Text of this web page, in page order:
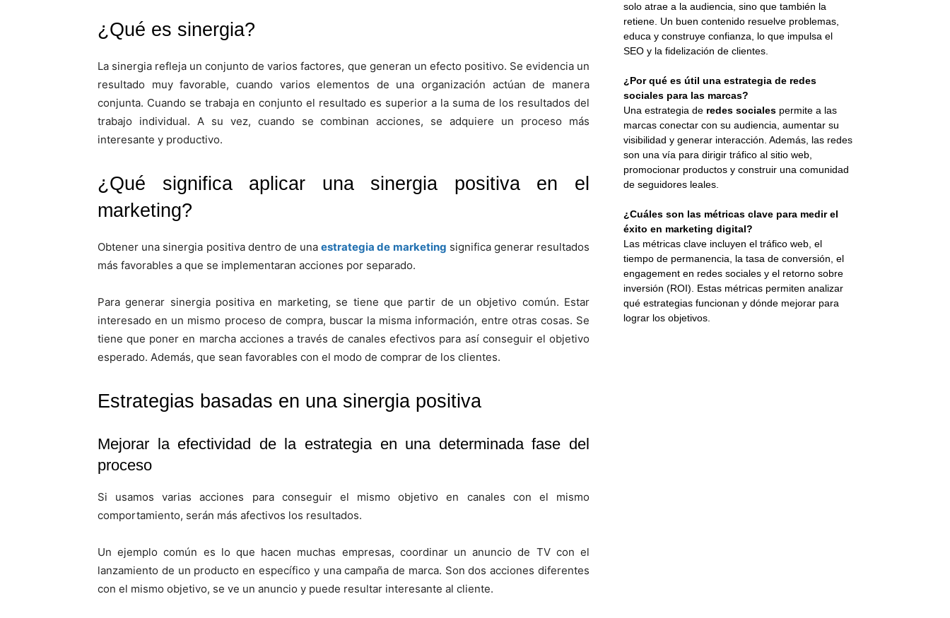
¿Qué es sinergia?
La sinergia refleja un conjunto de varios factores, que generan un efecto positivo. Se evidencia un
resultado muy favorable, cuando varios elementos de una organización actúan de manera
conjunta. Cuando se trabaja en conjunto el resultado es superior a la suma de los resultados del
trabajo individual. A su vez, cuando se combinan acciones, se adquiere un proceso más
interesante y productivo.
¿Qué significa aplicar una sinergia positiva en el
marketing?
Obtener una sinergia positiva dentro de unaestrategia de marketing significa generar resultados
más favorables a que se implementaran acciones por separado.
Para generar sinergia positiva en marketing, se tiene que partir de un objetivo común. Estar
interesado en un mismo proceso de compra, buscar la misma información, entre otras cosas. Se
tiene que poner en marcha acciones a través de canales efectivos para así conseguir el objetivo
esperado. Además, que sean favorables con el modo de comprar de los clientes.
Estrategias basadas en una sinergia positiva
Mejorar la efectividad de la estrategia en una determinada fase del
proceso
Si usamos varias acciones para conseguir el mismo objetivo en canales con el mismo
comportamiento, serán más afectivos los resultados.
Un ejemplo común es lo que hacen muchas empresas, coordinar un anuncio de TV con el
lanzamiento de un producto en específico y una campaña de marca. Son dos acciones diferentes
con el mismo objetivo, se ve un anuncio y puede resultar interesante al cliente.
solo atrae a la audiencia, sino que también la
retiene. Un buen contenido resuelve problemas,
educa y construye confianza, lo que impulsa el
SEO y la fidelización de clientes.
¿Por qué es útil una estrategia de redes
sociales para las marcas?
Una estrategia de redes sociales permite a las
marcas conectar con su audiencia, aumentar su
visibilidad y generar interacción. Además, las redes
son una vía para dirigir tráfico al sitio web,
promocionar productos y construir una comunidad
de seguidores leales.
¿Cuáles son las métricas clave para medir el
éxito en marketing digital?
Las métricas clave incluyen el tráfico web, el
tiempo de permanencia, la tasa de conversión, el
engagement en redes sociales y el retorno sobre
inversión (ROI). Estas métricas permiten analizar
qué estrategias funcionan y dónde mejorar para
lograr los objetivos.